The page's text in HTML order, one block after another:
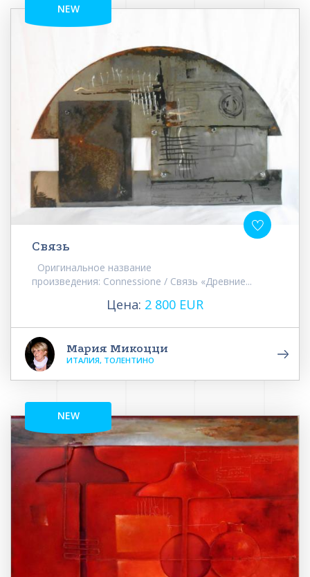
NEW
Связь
Оригинальное название
произведения: Connessione / Связь «Древние...
Цена: 2 800 EUR
Мария Микоцци
ИТАЛИЯ, ТОЛЕНТИНО
NEW